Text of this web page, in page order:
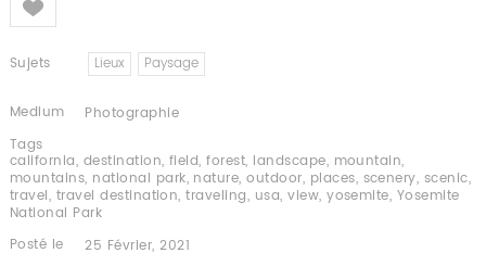
Sujets Lieux Paysage
Medium
Photographie
Tags
california, destination, field,forest, landscape, mountain,
mountains, national park, nature,outdoor, places, scenery, scenic,
travel, travel destination,traveling, usa,view,yosemite, Yosemite
National Park
Posté le
25 Février, 2021